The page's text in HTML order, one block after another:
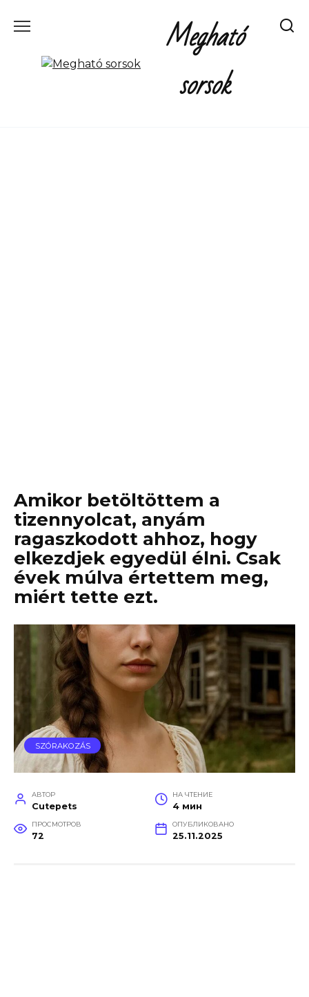
Megható
sorsok
Amikor betöltöttem a
tizennyolcat, anyám
ragaszkodott ahhoz, hogy
elkezdjek egyedül élni. Csak
évek múlva értettem meg,
miért tette ezt.
SZÓRAKOZÁS
АВТОР
Cutepets
НА ЧТЕНИЕ
4 мин
ПРОСМОТРОВ
72
ОПУБЛИКОВАНО
25.11.2025